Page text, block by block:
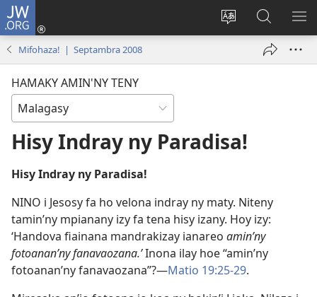
JW.ORG
Hiova
Hiditra
(manokatra
ato
Amin’ny
Mifohaza! | Septambra 2008
HAMAKY AMIN'NY TENY
Hisy Indray ny Paradisa!
Hisy Indray ny Paradisa!
NINO i Jesosy fa ho velona indray ny maty. Niteny
tamin’ny mpianany izy fa tena hisy izany. Hoy izy:
‘Handova fiainana mandrakizay ianareo amin’ny
fotoanan’ny fanavaozana.’Inona ilay hoe “amin’ny
fotoanan’ny fanavaozana”?—Matio 19:25-29.